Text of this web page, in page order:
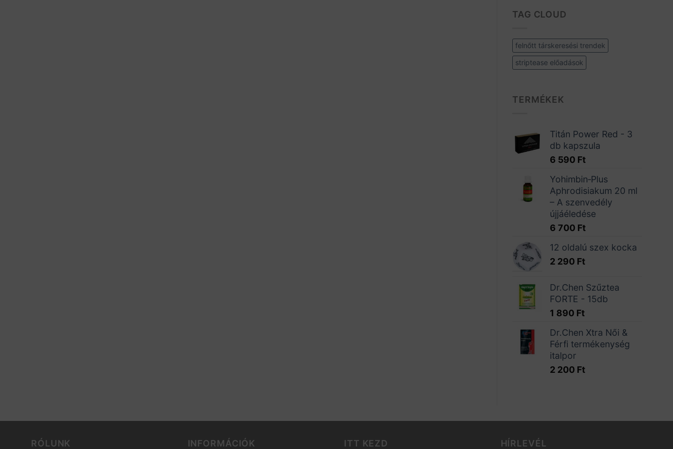
TAG CLOUD
felnőtt társkeresési trendek
striptease előadások
TERMÉKEK
Titán Power Red - 3
db kapszula
6 590 Ft
Yohimbin‑Plus
Aphrodisiakum 20 ml
– A szenvedély
újjáéledése
6 700 Ft
12 oldalú szex kocka
2 290 Ft
Dr.Chen Szűztea
FORTE - 15db
1 890 Ft
Dr.Chen Xtra Női &
Férfi termékenység
italpor
2 200 Ft
RÓLUNK INFORMÁCIÓK ITT KEZD HÍRLEVÉL